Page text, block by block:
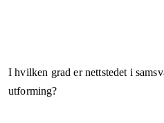
I hvilken grad er nettstedet i
utforming?